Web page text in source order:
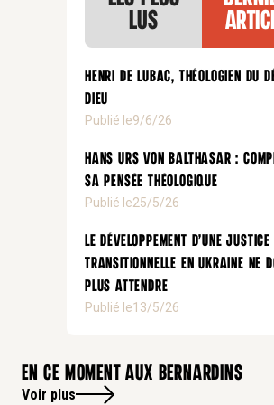
lus
Henri de Lubac, théologien du
Dieu
Publié le9/6/26
Hans Urs von Balthasar :
sa pensée théologique
Publié le25/5/26
Le développement d’une justice
transitionnelle en Ukraine ne
plus attendre
Publié le13/5/26
En ce moment aux bernardins
Voir plus